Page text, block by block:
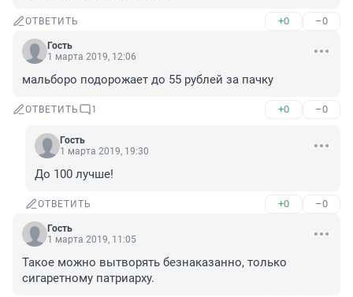
ОТВЕТИТЬ +0 –0
Гость
1 марта 2019, 12:06
мальборо подорожает до 55 рублей за пачку
ОТВЕТИТЬ 1 +0 –0
Гость
1 марта 2019, 19:30
До 100 лучше!
ОТВЕТИТЬ +0 –0
Гость
1 марта 2019, 11:05
Такое можно вытворять безнаказанно, только
сигаретному патриарху.